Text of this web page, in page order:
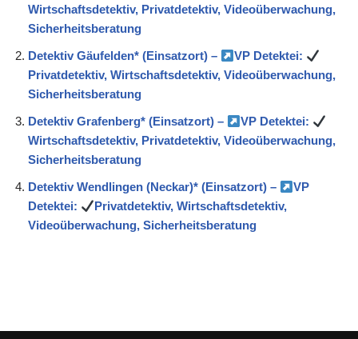
Wirtschaftsdetektiv, Privatdetektiv, Videoüberwachung,
Sicherheitsberatung
Detektiv Gäufelden* (Einsatzort) –
VP Detektei:
Privatdetektiv, Wirtschaftsdetektiv, Videoüberwachung,
Sicherheitsberatung
Detektiv Grafenberg* (Einsatzort) –
VP Detektei:
Wirtschaftsdetektiv, Privatdetektiv, Videoüberwachung,
Sicherheitsberatung
Detektiv Wendlingen (Neckar)* (Einsatzort) –
VP
Detektei:
Privatdetektiv, Wirtschaftsdetektiv,
Videoüberwachung, Sicherheitsberatung